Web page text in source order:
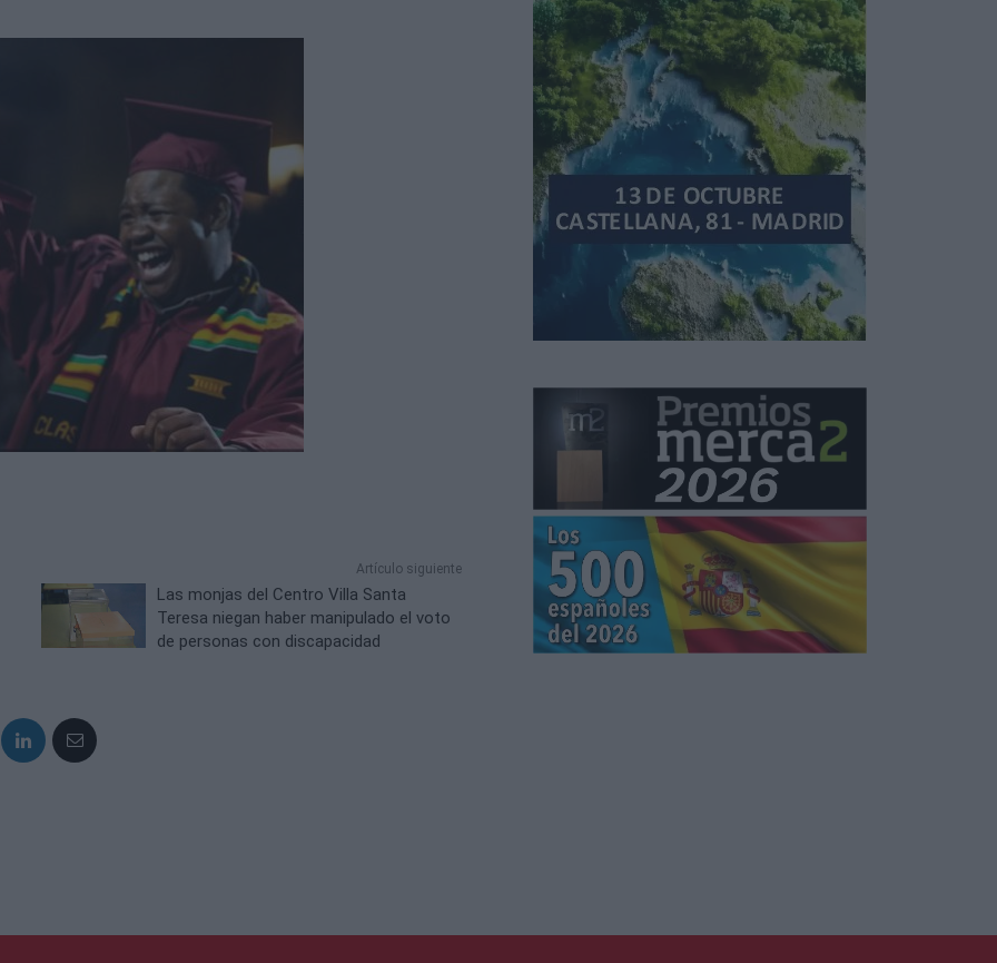
Artículo siguiente
Las monjas del Centro Villa Santa
Teresa niegan haber manipulado el voto
de personas con discapacidad